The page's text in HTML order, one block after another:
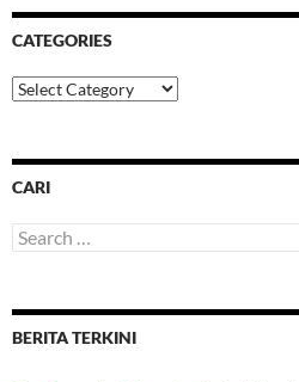
CATEGORIES
Categories
CARI
Search
for:
BERITA TERKINI